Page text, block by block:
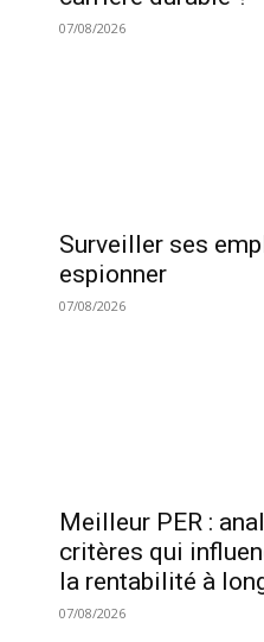
07/08/2026
Surveiller ses
espionner
07/08/2026
Meilleur PER :
critères qui
la rentabilité à
07/08/2026